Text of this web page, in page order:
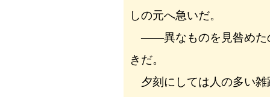
しの元へ急いだ。
――異なものを見咎めた
きだ。
夕刻にしては人の多い雑